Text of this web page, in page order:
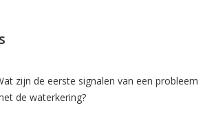
zijn de eerste signalen van een probleem
de waterkering?